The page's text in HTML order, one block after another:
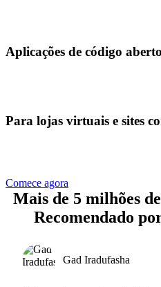
Aplicações de código aberto
Para lojas virtuais e sites
Comece agora
Mais de 5 milhões
Recomendado
Gad Iradufasha